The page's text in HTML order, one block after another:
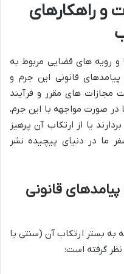
و راهکارهای
و رویه های قضایی مربوط به
قانونی این جرم و
های مقرر و فرآیند
در صورت مواجهه با این جرم،
یا از ارتکاب آن پرهیز
ما در دنیای پیچیده نشر
قانونی
به بستر ارتکاب آن (سنتی یا
نظر گرفته است: